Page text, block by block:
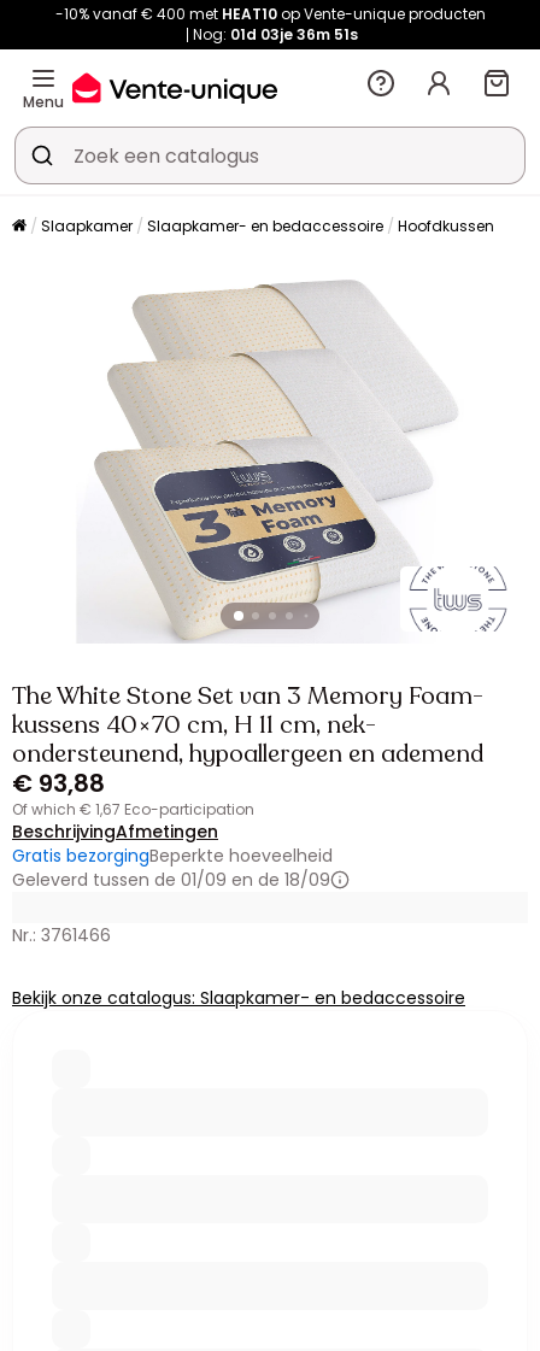
-10% vanaf € 400 met HEAT10op Vente-unique producten
Nog: 01d 03je36m 51s
Menu
Slaapkamer Slaapkamer- en bedaccessoire Hoofdkussen
The White Stone Set van 3 Memory Foam-
kussens 40×70 cm, H 11 cm, nek-
ondersteunend, hypoallergeen en ademend
€ 93,88
of which € 1,67 Eco-participation
BeschrijvingAfmetingen
Gratis bezorgingBeperkte hoeveelheid
Geleverd tussen de 01/09 en de 18/09
Nr.: 3761466
Bekijk onze catalogus: Slaapkamer- en bedaccessoire